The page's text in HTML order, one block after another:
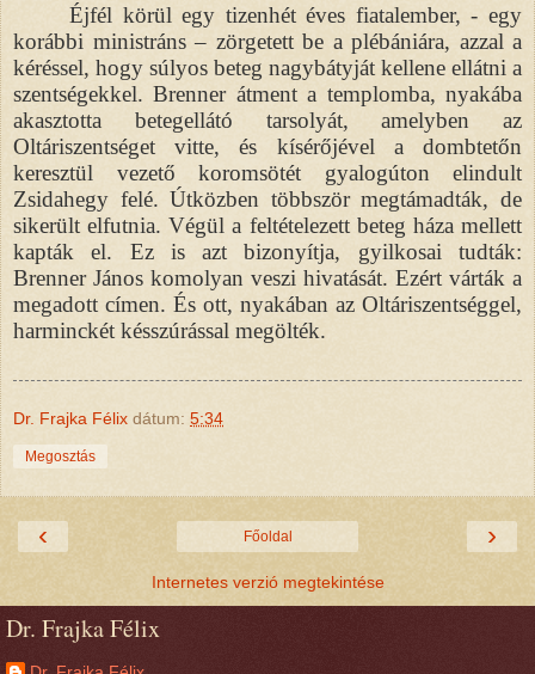
Éjfél körül egy tizenhét éves fiatalember, - egy
korábbi ministráns – zörgetett be a plébániára, azzal a
kéréssel, hogy súlyos beteg nagybátyját kellene ellátni a
szentségekkel. Brenner átment a templomba, nyakába
akasztotta betegellátó tarsolyát, amelyben az
Oltáriszentséget vitte, és kísérőjével a dombtetőn
keresztül vezető koromsötét gyalogúton elindult
Zsidahegy felé. Útközben többször megtámadták, de
sikerült elfutnia. Végül a feltételezett beteg háza mellett
kapták el. Ez is azt bizonyítja, gyilkosai tudták:
Brenner János komolyan veszi hivatását. Ezért várták a
megadott címen. És ott, nyakában az Oltáriszentséggel,
harminckét késszúrással megölték.
Dr. Frajka Félix dátum: 5:34
Megosztás
‹ ›
Főoldal
Internetes verzió megtekintése
Dr. Frajka Félix